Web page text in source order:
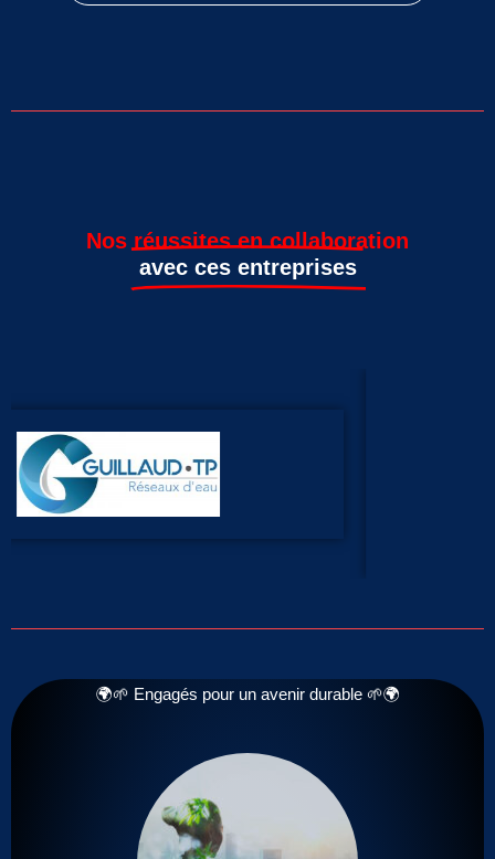
Nos réussites en collaboration
avec ces entreprises
🌍🌱 Engagés pour un avenir durable 🌱🌍